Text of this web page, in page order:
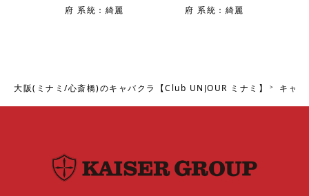
府 系統：綺麗
府 系統：綺麗
大阪(ミナミ/心斎橋)のキャバクラ【Club UNJOUR ミナミ】 キャ